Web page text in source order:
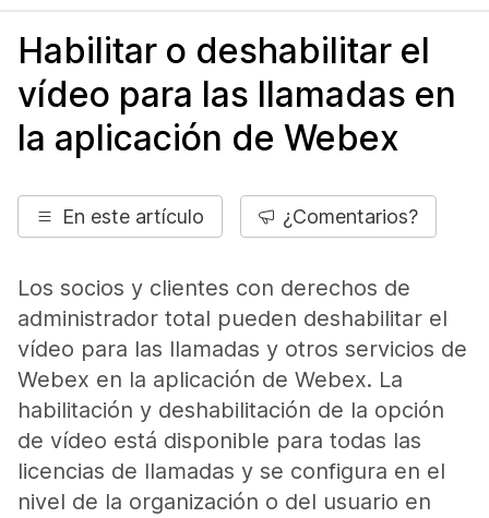
Habilitar o deshabilitar el
vídeo para las llamadas en
la aplicación de Webex
En este artículo ¿Comentarios?
Los socios y clientes con derechos de
administrador total pueden deshabilitar el
vídeo para las llamadas y otros servicios de
Webex en la aplicación de Webex. La
habilitación y deshabilitación de la opción
de vídeo está disponible para todas las
licencias de llamadas y se configura en el
nivel de la organización o del usuario en